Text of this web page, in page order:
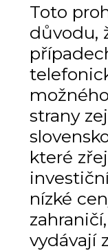
Toto
důvodu,
strany
které
nízké
vydávají